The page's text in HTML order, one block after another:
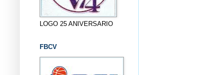
LOGO 25 ANIVERSARIO
FBCV